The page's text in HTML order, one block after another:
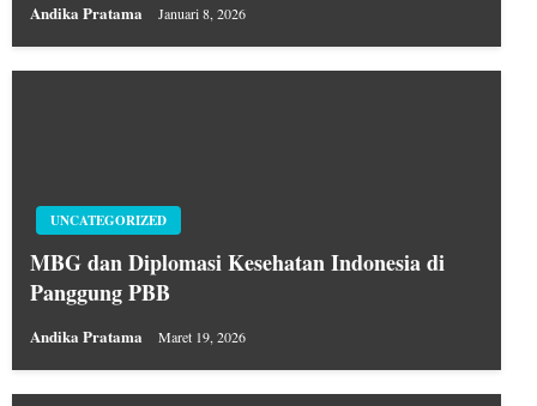
Andika Pratama Januari 8, 2026
UNCATEGORIZED
MBG dan Diplomasi Kesehatan Indonesia di
Panggung PBB
Andika Pratama Maret 19, 2026